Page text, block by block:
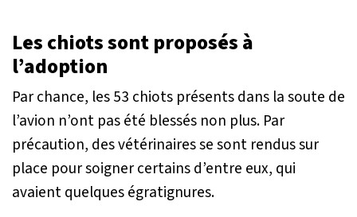
Les chiots sont proposés à
l’adoption
Par chance, les 53 chiots présents dans la soute de
l’avion n’ont pas été blessés non plus. Par
précaution, des vétérinaires se sont rendus sur
place pour soigner certains d’entre eux, qui
avaient quelques égratignures.